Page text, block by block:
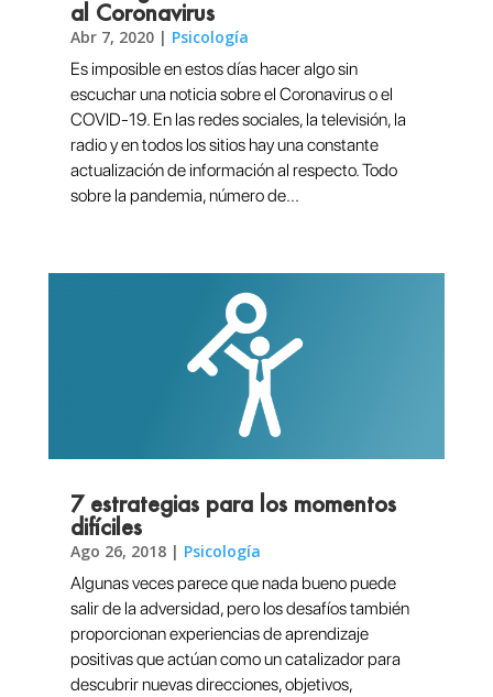
al Coronavirus
Abr 7, 2020| Psicología
Es imposible en estos días hacer algo sin
escuchar una noticia sobre el Coronavirus o el
COVID-19. En las redes sociales, la televisión, la
radio y en todos los sitios hay una constante
actualización de información al respecto. Todo
sobre la pandemia, número de...
7 estrategias para los momentos
difíciles
Ago 26, 2018| Psicología
Algunas veces parece que nada bueno puede
salir de la adversidad, pero los desafíos también
proporcionan experiencias de aprendizaje
positivas que actúan como un catalizador para
descubrir nuevas direcciones, objetivos,